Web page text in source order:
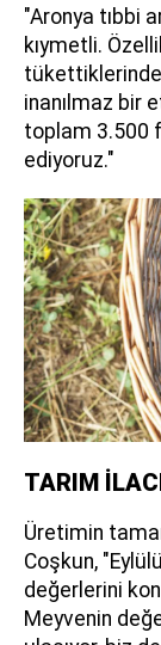
"Aronya tıbbi
kıymetli.
inanılmaz bir
toplam 3.500
ediyoruz."
TARIM
Üretimin
Coşkun,
değerlerini
Meyvenin